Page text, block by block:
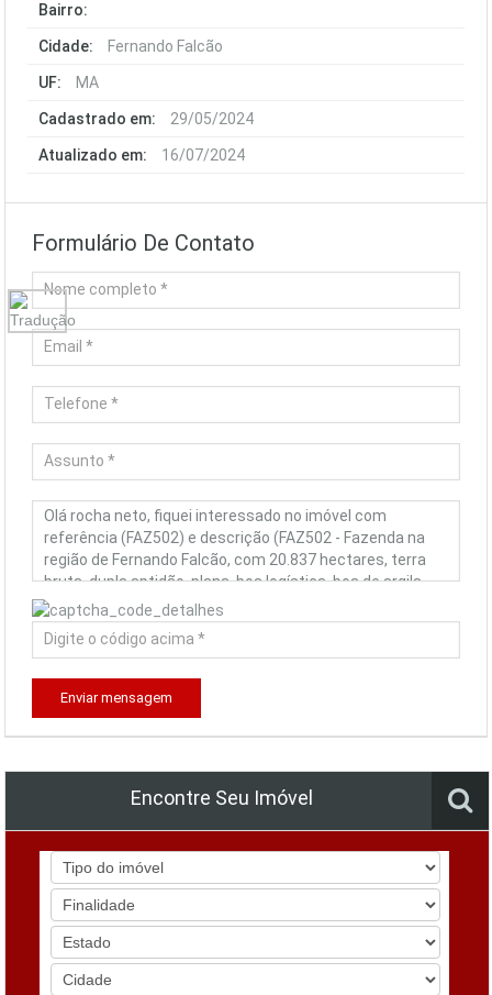
Bairro:
Cidade: Fernando Falcão
UF: MA
Cadastrado em: 29/05/2024
Atualizado em: 16/07/2024
Formulário De Contato
Enviar mensagem
Encontre Seu Imóvel